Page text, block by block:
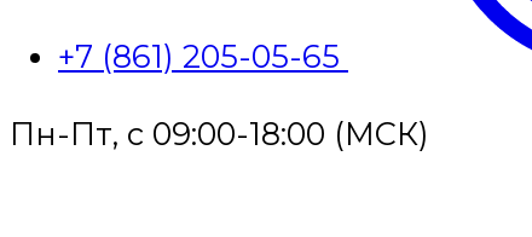
+7 (861) 205-05-65
Пн-Пт, с 09:00-18:00 (МСК)